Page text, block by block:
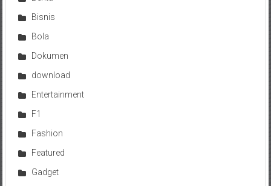
Bisnis
Bola
Dokumen
download
Entertainment
F1
Fashion
Featured
Gadget